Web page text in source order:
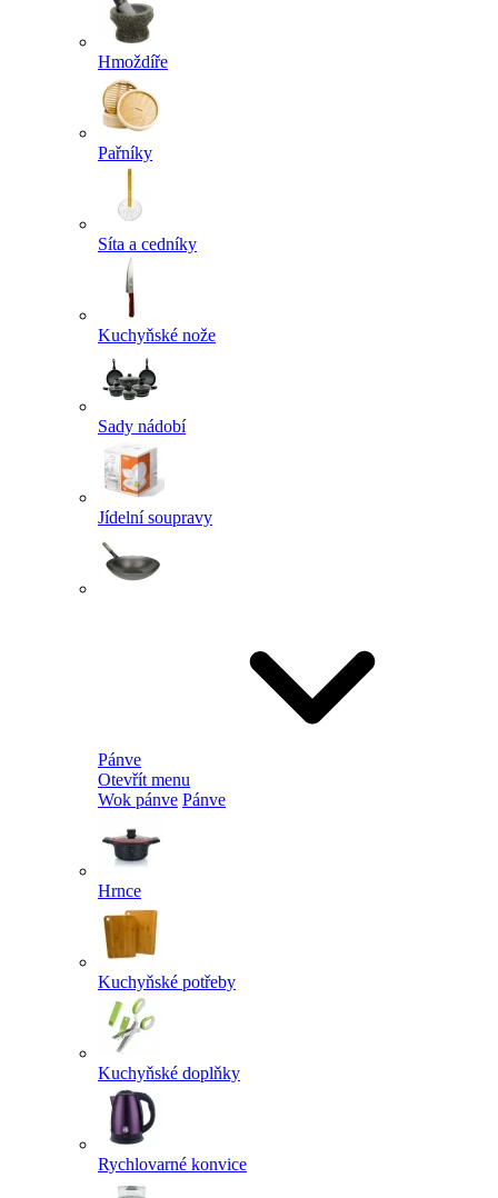
Hmoždíře
Pařníky
Síta a cedníky
Kuchyňské nože
Sady nádobí
Jídelní soupravy
Pánve
Otevřít menu
Wok pánve Pánve
Hrnce
Kuchyňské potřeby
Kuchyňské doplňky
Rychlovarné konvice